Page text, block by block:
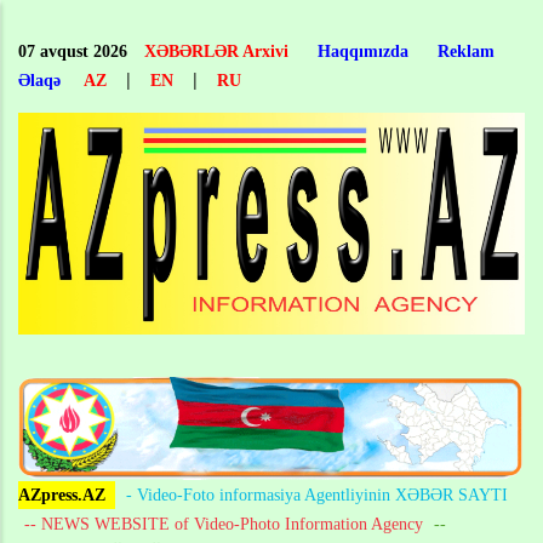
main
content
07 avqust 2026 XƏBƏRLƏR Arxivi Haqqımızda
Reklam
Əlaqə
AZ | EN | RU
AZpress.AZ
- Video-Foto informasiya Agentliyinin XƏBƏR SAYTI
-- NEWS WEBSITE of Video-Photo Information Agency --